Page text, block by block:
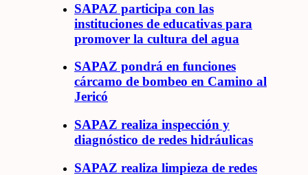
SAPAZ participa con las
instituciones de educativas para
promover la cultura del agua
SAPAZ pondrá en funciones
cárcamo de bombeo en Camino al
Jericó
SAPAZ realiza inspección y
diagnóstico de redes hidráulicas
SAPAZ realiza limpieza de redes